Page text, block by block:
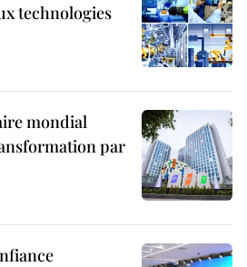
technologies
mondial
par